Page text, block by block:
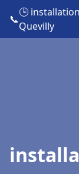
📞
🕒
Quevilly